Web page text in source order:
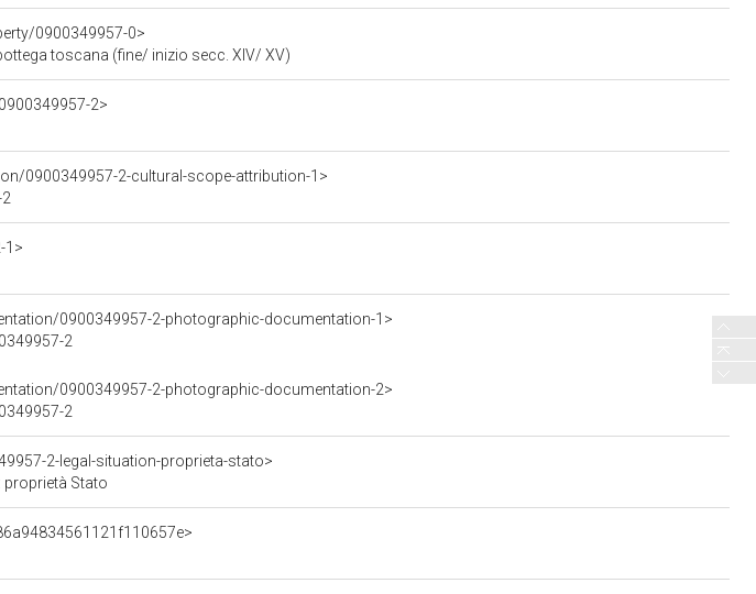
0900349957-0>
toscana (fine/ inizio secc. XIV/ XV)
2>
0900349957-2-cultural-scope-attribution-1>
1>
0900349957-2-photographic-documentation-1>
2
0900349957-2-photographic-documentation-2>
2
2-legal-situation-proprieta-stato>
proprietà Stato